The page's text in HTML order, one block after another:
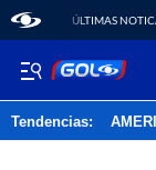
ÚLTIMAS
Tendencias: